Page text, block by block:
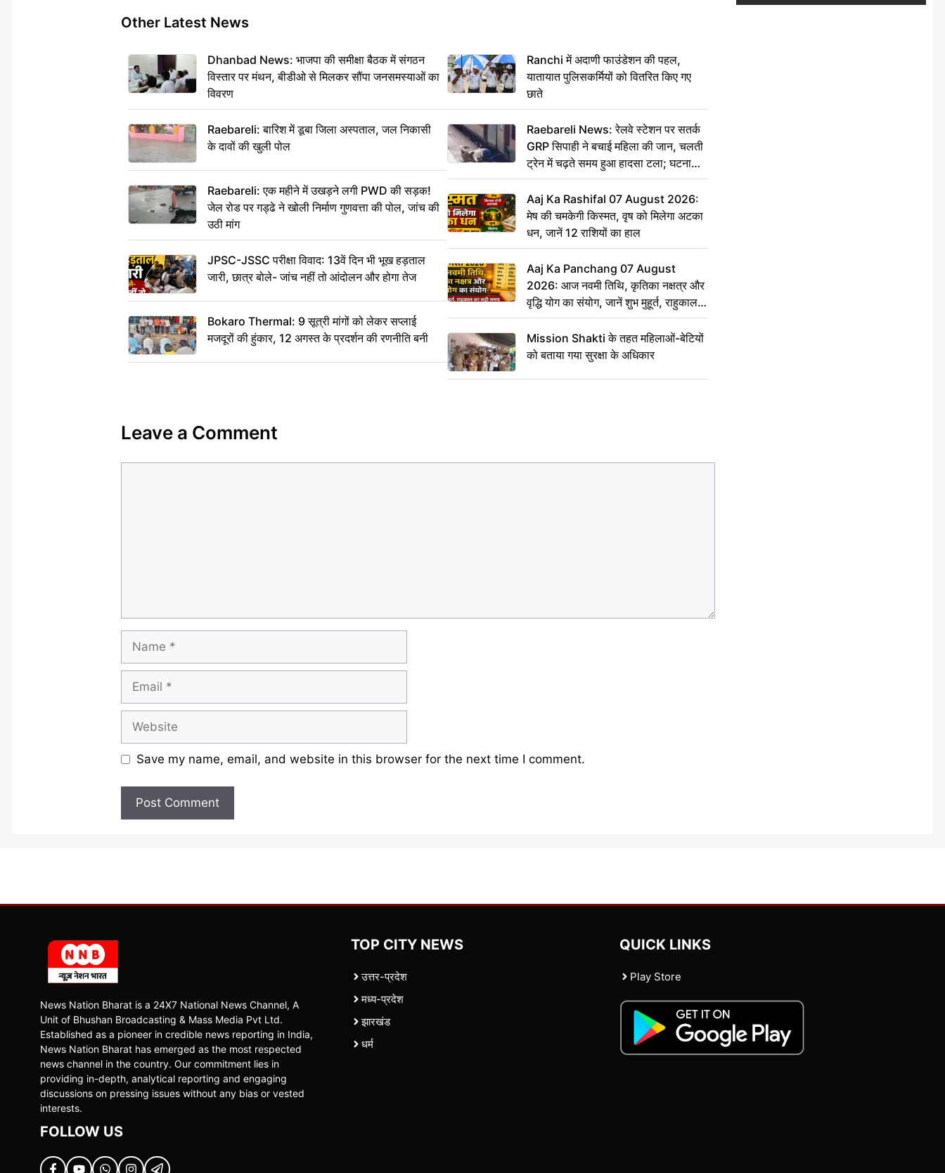
Other Latest News
Dhanbad News: भाजपा की समीक्षा बैठक में संगठन
विस्तार पर मंथन, बीडीओ से मिलकर सौंपा जनसमस्याओं का
विवरण
Raebareli: बारिश में डूबा जिला अस्पताल, जल निकासी
के दावों की खुली पोल
Raebareli: एक महीने में उखड़ने लगी PWD की सड़क!
जेल रोड पर गड्ढे ने खोली निर्माण गुणवत्ता की पोल, जांच की
उठी मांग
JPSC-JSSC परीक्षा विवाद: 13वें दिन भी भूख हड़ताल
जारी, छात्र बोले- जांच नहीं तो आंदोलन और होगा तेज
Bokaro Thermal: 9 सूत्री मांगों को लेकर सप्लाई
मजदूरों की हुंकार, 12 अगस्त के प्रदर्शन की रणनीति बनी
Ranchi में अदाणी फाउंडेशन की पहल,
यातायात पुलिसकर्मियों को वितरित किए गए
छाते
Raebareli News: रेलवे स्टेशन पर सतर्क
GRP सिपाही ने बचाई महिला की जान, चलती
ट्रेन में चढ़ते समय हुआ हादसा टला; घटना
CCTV में कैद
Aaj Ka Rashifal 07 August 2026:
मेष की चमकेगी किस्मत, वृष को मिलेगा अटका
धन, जानें 12 राशियों का हाल
Aaj Ka Panchang 07 August
2026: आज नवमी तिथि, कृतिका नक्षत्र और
वृद्धि योग का संयोग, जानें शुभ मुहूर्त, राहुकाल
का सही समय
Mission Shakti के तहत महिलाओं-बेटियों
को बताया गया सुरक्षा के अधिकार
Leave a Comment
Name
Email
Website
Save my name, email, and website in this browser for the next time I comment.
हादसा टला; घटना
News Nation Bharat is a 24X7 National News Channel, A
Unit of Bhushan Broadcasting & Mass Media Pvt Ltd.
Established as a pioneer in credible news reporting in India,
News Nation Bharat has emerged as the most respected
news channel in the country. Our commitment lies in
providing in-depth, analytical reporting and engaging
discussions on pressing issues without any bias or vested
interests.
FOLLOW US
TOP CITY NEWS
उत्तर-प्रदेश
मध्य-प्रदेश
झारखंड
धर्म
QUICK LINKS
Play Store